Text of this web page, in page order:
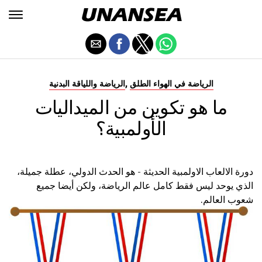
الرياضة واللياقة البدنية , الرياضة في الهواء الطلق
ما هو تكوين من الميداليات
الأولمبية؟
دورة الالعاب الاولمبية الحديثة - هو الحدث الدولي، عطلة جميلة،
الذي يوحد ليس فقط كامل عالم الرياضة، ولكن أيضا جميع
شعوب العالم.